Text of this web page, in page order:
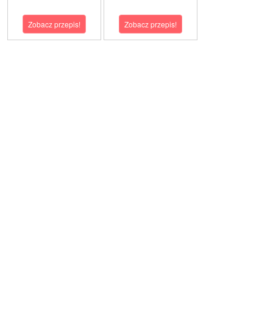
Zobacz przepis! Zobacz przepis!